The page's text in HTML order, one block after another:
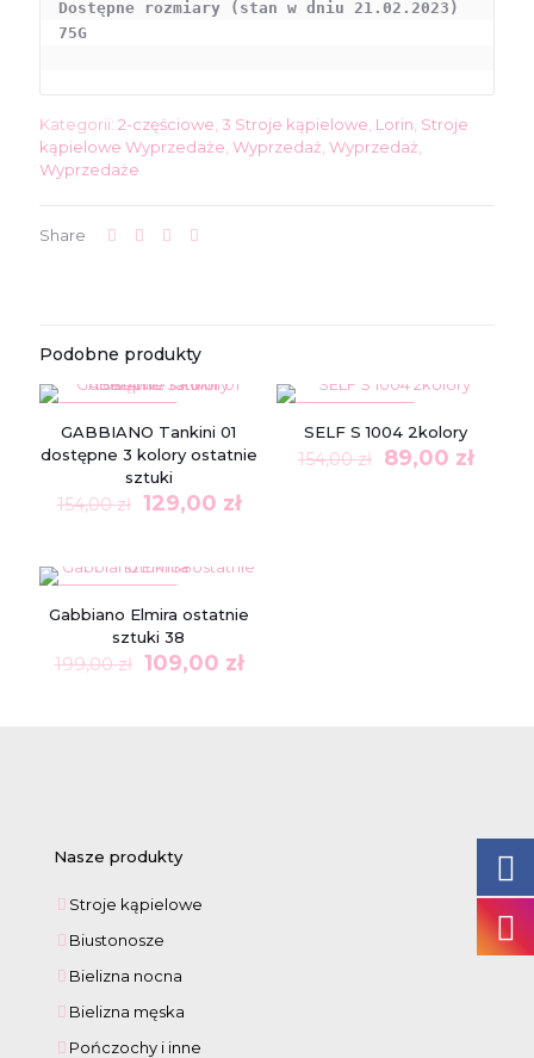
189,00 zł.99,00 zł.
Dostępne rozmiary (stan w dniu 21.02.2023)
75G
Kategorii: 2-częściowe 3 Stroje kąpielowe Lorin Stroje
kąpielowe Wyprzedaże Wyprzedaż Wyprzedaż
Wyprzedaże
Share
Podobne produkty
GABBIANO Tankini 01
dostępne 3 kolory ostatnie
sztuki
154,00zł Pierwotna
154,00 zł.
129,00 złAktualna
129,00 zł.
SELF S 1004 2kolory
154,00zł
Pierwotna
89,00 zł
Gabbiano Elmira ostatnie
sztuki 38
199,00zł Pierwotna
109,00 złAktualna
Nasze produkty
Stroje kąpielowe
Biustonosze
Bielizna nocna
Bielizna męska
Pończochy i inne